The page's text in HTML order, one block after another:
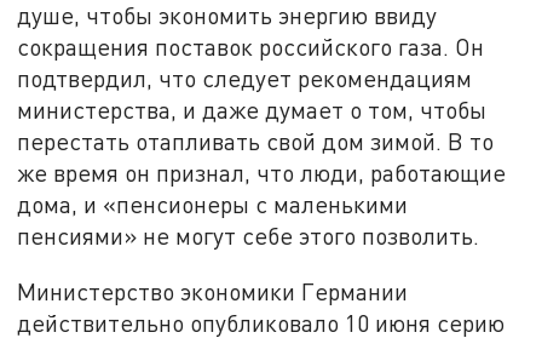
душе, чтобы экономить энергию ввиду
сокращения поставок российского газа. Он
подтвердил, что следует рекомендациям
министерства, и даже думает о том, чтобы
перестать отапливать свой дом зимой. В то
же время он признал, что люди, работающие
дома, и «пенсионеры с маленькими
пенсиями» не могут себе этого позволить.
Министерство экономики Германии
действительно опубликовало 10 июня серию